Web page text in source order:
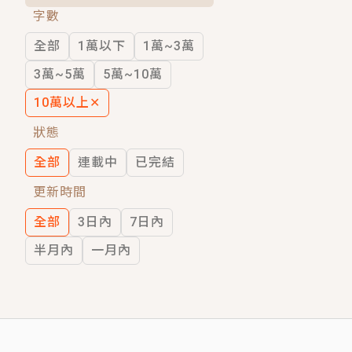
穿越｜《穿越遠古後成了野人娘子》你
字數
全部
1萬以下
1萬~3萬
3萬~5萬
5萬~10萬
10萬以上 ✕
狀態
全部
連載中
已完結
更新時間
全部
3日內
7日內
半月內
一月內